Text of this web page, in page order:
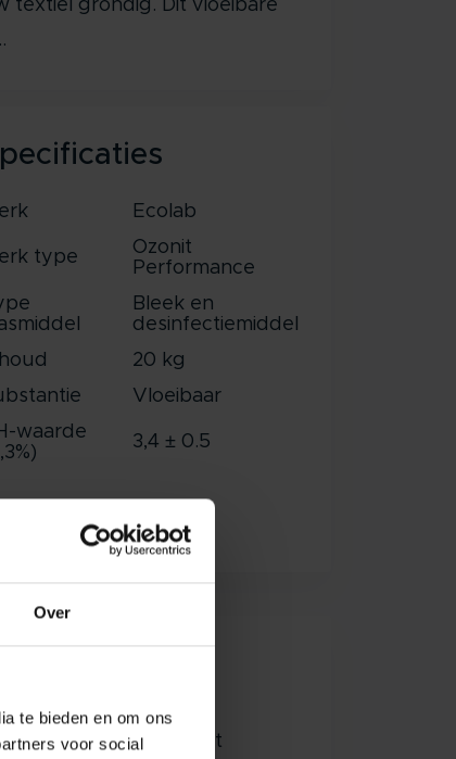
Over
te bieden en om ons
voor social
textiel grondig. Dit vloeibare
Ecolab
type
Ozonit
Performance
Bleek en
desinfectiemiddel
20 kg
Vloeibaar
waarde
3,4 ± 0.5
uw textiel grondig. Dit